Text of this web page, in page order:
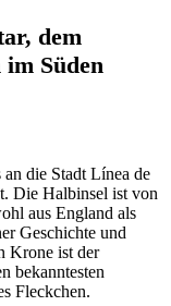
dem
Süden
an die Stadt Línea de
Die Halbinsel ist von
aus England als
Geschichte und
Krone ist der
bekanntesten
Fleckchen.